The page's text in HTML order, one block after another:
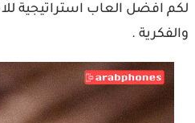
والفكرية .